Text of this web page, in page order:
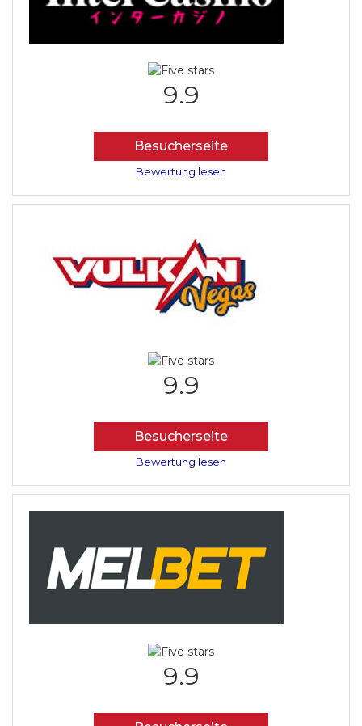
9.9
Besucherseite
Bewertung lesen
9.9
Besucherseite
Bewertung lesen
9.9